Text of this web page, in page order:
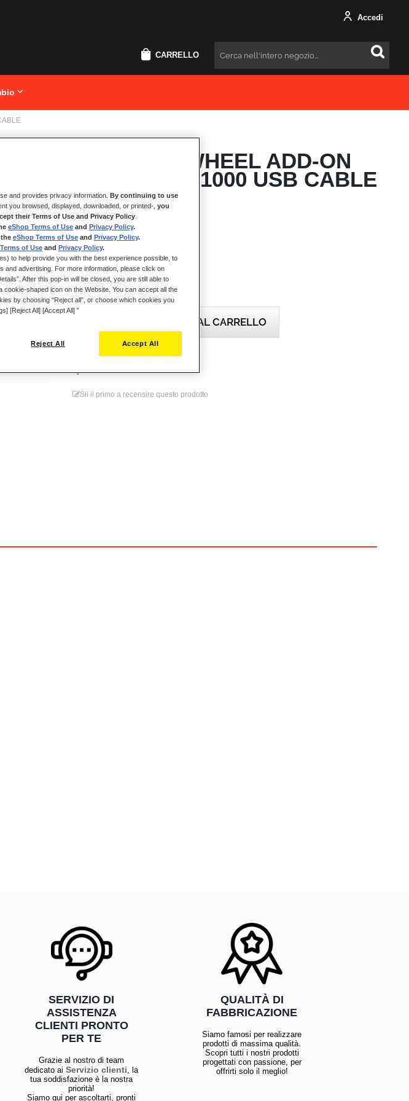
Accedi
CARRELLO Cercare
immagini
FORMULA WHEEL ADD-ON
FERRARI SF1000 USB CABLE
DISPONIBILE
Cavo USB da tipo C a tipo A
14,99 €
AGGIUNGI AL CARRELLO
Lista dei desideri
Sii il primo a recensire questo prodotto
SERVIZIO DI
ASSISTENZA
CLIENTI PRONTO
PER TE
Grazie al nostro di team
dedicato aiServizio clienti, la
tua soddisfazione è la nostra
priorità!
Siamo qui per ascoltarti, pronti
QUALITÀ DI
FABBRICAZIONE
Siamo famosi per realizzare
prodotti di massima qualità.
Scopri tutti i nostri prodotti
progettati con passione, per
offrirti solo il meglio!
and provides privacy information. By continuing to use
you browsed, displayed, downloaded, or printed-, you
their Terms of Use and Privacy Policy
eShop Terms of Use and Privacy Policy.
eShop Terms of Use and Privacy Policy.
of Use and Privacy Policy.
to help provide you with the best experience possible, to
and advertising. For more information, please click on
After this pop-in will be closed, you are still able to
shaped icon on the Website. You can accept all the
by choosing “Reject all”, or choose which cookies you
[Reject All] [Accept All] ”
Reject All Accept All